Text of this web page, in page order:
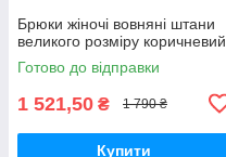
Брюки жіночі вовняні штани
великого розміру коричневий
Готово до відправки
1 521,50 ₴ 1 790 ₴
Купити